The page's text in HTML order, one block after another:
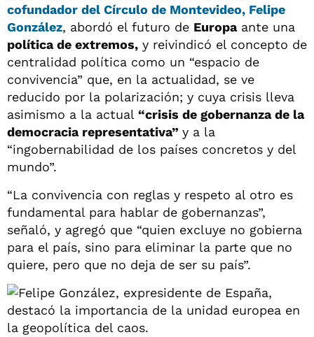
cofundador del Círculo de Montevideo, Felipe
González, abordó el futuro de Europaante una
política de extremos, y reivindicó el concepto de
centralidad política como un “espacio de
convivencia” que, en la actualidad, se ve
reducido por la polarización; y cuya crisis lleva
asimismo a la actual “crisis de gobernanza de la
democracia representativa” y a la
“ingobernabilidad de los países concretos y del
mundo”.
“La convivencia con reglas y respeto al otro es
fundamental para hablar de gobernanzas”,
señaló, y agregó que “quien excluye no gobierna
para el país, sino para eliminar la parte que no
quiere, pero que no deja de ser su país”.